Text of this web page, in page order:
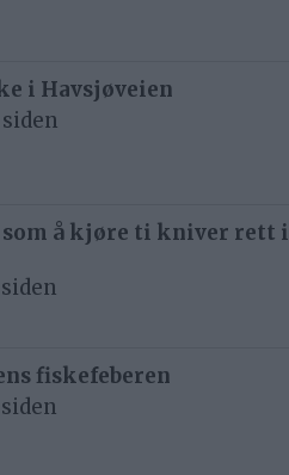
i Havsjøveien
som å kjøre ti kniver rett i
fiskefeberen